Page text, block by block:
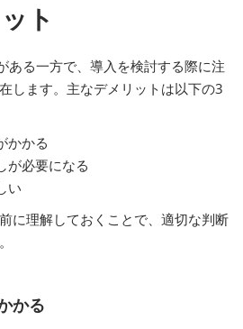
ト
ある一方で、導入を検討する際に注
します。主なデメリットは以下の3
かかる
が必要になる
い
に理解しておくことで、適切な判断
かる